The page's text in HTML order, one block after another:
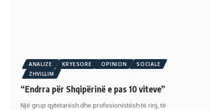
ANALIZE KRYESORE OPINION
SOCIALE
ZHVILLIM
“Endrra për Shqipërinë e pas 10 viteve”
Një grup qytetarësh dhe profesionistësh të rinj, të